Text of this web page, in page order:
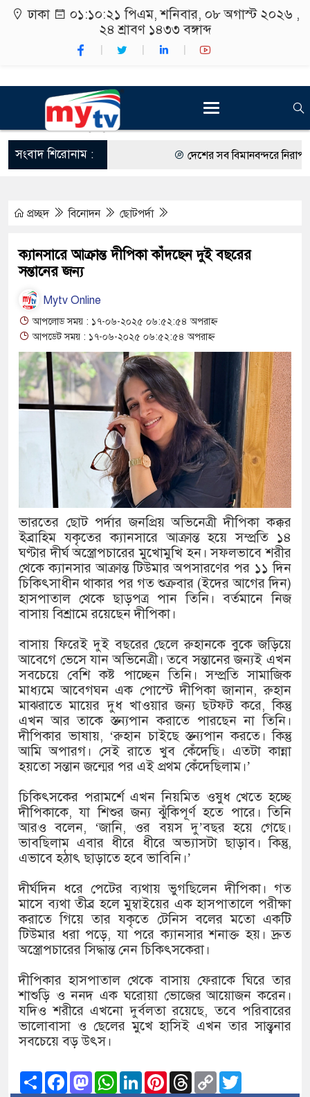
ঢাকা ০১:১০:২২ পিএম, শনিবার, ০৮ অগাস্ট ২০২৬ ,
২৪ শ্রাবণ ১৪৩৩ বঙ্গাব্দ
সংবাদ শিরোনাম : দেশের সব বিমানবন্দরে নিরাপত্তা
শিক্ষার্থীদের সাথে উৎসবমুখর
কর্মসূচীর শুভসূচনা।
থাকায় বিক্রিতে নিষেধাজ্ঞা
অত্যাচারের ছবি যেন আর তুলতে
আলাল
‘গুলশানের চামেলি’তে ভিন্ন
যৌনকর্মীর দালাল চরিত্রে
সারজিস-পাটোয়ারীসহ ১০ জনের
গুলশান থেকে সাবেক মন্ত্রী লতিফ
‘স্কুটি নাকি গোল্ড?’
এর ফ্রিডম ব্র্যান্ড, বাড়ল ক্যাম্পেইনের
সংবিধান অনুযায়ী যথাসময়ে
খিলক্ষেত থানা বিএনপির যুগ্ম
দেশের ৬ অঞ্চলে ঝড়ের আভাস
সার্ককে আরও গতিশীল করতে চায়
প্রেমের সম্পর্ক ছিন্ন না করায় মা-
প্রধানমন্ত্রীর সঙ্গে নবনিযুক্ত
হামের উপসর্গে আরও ৬ প্রাণহানি,
অবশেষে পদত্যাগ করলেন ভারতের
জামায়াত ফেরেশতাদের দল নয়,
প্রচ্ছদ বিনোদন ছোটপর্দা
ক্যানসারে আক্রান্ত দীপিকা কাঁদছেন দুই বছরের
সন্তানের জন্য
Mytv Online
আপলোড সময় : ১৭-০৬-২০২৫ ০৬:৫২:৫৪ অপরাহ্ন
আপডেট সময় : ১৭-০৬-২০২৫ ০৬:৫২:৫৪ অপরাহ্ন
ভারতের ছোট পর্দার জনপ্রিয় অভিনেত্রী দীপিকা কক্কর
ইব্রাহিম যকৃতের ক্যানসারে আক্রান্ত হয়ে সম্প্রতি ১৪
ঘণ্টার দীর্ঘ অস্ত্রোপচারের মুখোমুখি হন। সফলভাবে শরীর
থেকে ক্যানসার আক্রান্ত টিউমার অপসারণের পর ১১ দিন
চিকিৎসাধীন থাকার পর গত শুক্রবার (ইদের আগের দিন)
হাসপাতাল থেকে ছাড়পত্র পান তিনি। বর্তমানে নিজ
বাসায় বিশ্রামে রয়েছেন দীপিকা।
বাসায় ফিরেই দুই বছরের ছেলে রুহানকে বুকে জড়িয়ে
আবেগে ভেসে যান অভিনেত্রী। তবে সন্তানের জন্যই এখন
সবচেয়ে বেশি কষ্ট পাচ্ছেন তিনি। সম্প্রতি সামাজিক
মাধ্যমে আবেগঘন এক পোস্টে দীপিকা জানান, রুহান
মাঝরাতে মায়ের দুধ খাওয়ার জন্য ছটফট করে, কিন্তু
এখন আর তাকে স্তন্যপান করাতে পারছেন না তিনি।
দীপিকার ভাষায়, ‘রুহান চাইছে স্তন্যপান করতে। কিন্তু
আমি অপারগ। সেই রাতে খুব কেঁদেছি। এতটা কান্না
হয়তো সন্তান জন্মের পর এই প্রথম কেঁদেছিলাম।’
চিকিৎসকের পরামর্শে এখন নিয়মিত ওষুধ খেতে হচ্ছে
দীপিকাকে, যা শিশুর জন্য ঝুঁকিপূর্ণ হতে পারে। তিনি
আরও বলেন, ‘জানি, ওর বয়স দু’বছর হয়ে গেছে।
ভাবছিলাম এবার ধীরে ধীরে অভ্যাসটা ছাড়াব। কিন্তু,
এভাবে হঠাৎ ছাড়াতে হবে ভাবিনি।’
দীর্ঘদিন ধরে পেটের ব্যথায় ভুগছিলেন দীপিকা। গত
মাসে ব্যথা তীব্র হলে মুম্বাইয়ের এক হাসপাতালে পরীক্ষা
করাতে গিয়ে তার যকৃতে টেনিস বলের মতো একটি
টিউমার ধরা পড়ে, যা পরে ক্যানসার শনাক্ত হয়। দ্রুত
অস্ত্রোপচারের সিদ্ধান্ত নেন চিকিৎসকেরা।
দীপিকার হাসপাতাল থেকে বাসায় ফেরাকে ঘিরে তার
শাশুড়ি ও ননদ এক ঘরোয়া ভোজের আয়োজন করেন।
যদিও শরীরে এখনো দুর্বলতা রয়েছে, তবে পরিবারের
ভালোবাসা ও ছেলের মুখে হাসিই এখন তার সান্ত্বনার
সবচেয়ে বড় উৎস।
ShareFacebook
Mastodon
WhatsApp
LinkedInPinterest
Threads
Copy
Link